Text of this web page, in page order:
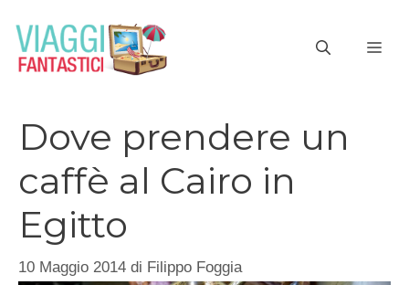
contenuto
Dove prendere un
caffè al Cairo in
Egitto
10 Maggio 2014 di Filippo Foggia